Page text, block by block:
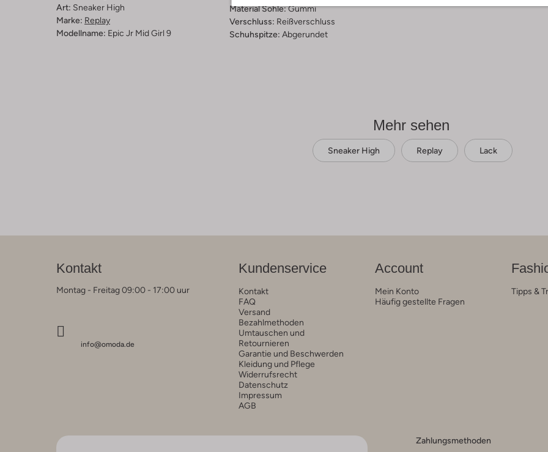
Art: Sneaker High
Marke: Replay
Modellname: Epic Jr Mid Girl 9
Material Sohle:Gummi
Verschluss: Reißverschluss
Schuhspitze: Abgerundet
Mehr sehen
Sneaker High Replay Lack
Kontakt
Montag - Freitag 09:00 - 17:00 uur
info@omoda.de
Kundenservice
Kontakt
FAQ
Versand
Bezahlmethoden
Umtauschen und
Retournieren
Garantie und Beschwerden
Kleidung und Pflege
Widerrufsrecht
Datenschutz
Impressum
AGB
Account
Mein Konto
Häufig gestellte Fragen
Tipps &
Zahlungsmethoden